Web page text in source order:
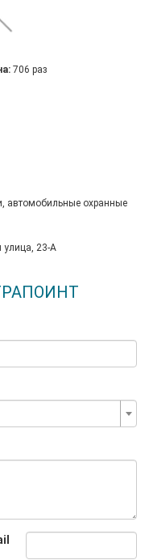
706 раз
автомобильные охранные
улица, 23-А